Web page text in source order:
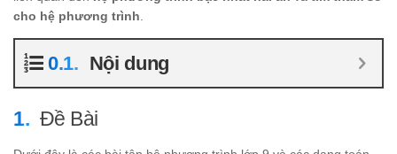
cho hệ phương trình.
Nội dung
Đề Bài